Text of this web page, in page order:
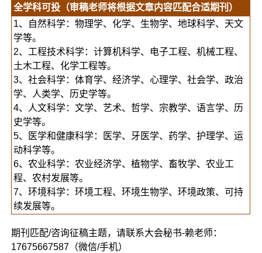
全学科可投（审稿老师将根据文章内容匹配合适期刊）
1、自然科学：物理学、化学、生物学、地球科学、天文
学等。
2、工程技术科学：计算机科学、电子工程、机械工程、
土木工程、化学工程等。
3、社会科学：体育学、经济学、心理学、社会学、政治
学、人类学、历史学等。
4、人文科学：文学、艺术、哲学、宗教学、语言学、历
史学等。
5、医学和健康科学：医学、牙医学、药学、护理学、运
动科学等。
6、农业科学：农业经济学、植物学、畜牧学、农业工
程、农村发展等。
7、环境科学：环境工程、环境生物学、环境政策、可持
续发展等。
期刊匹配/咨询征稿主题，请联系大会秘书-赖老师：
17675667587（微信/手机）